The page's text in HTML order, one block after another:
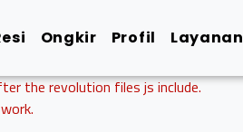
Ongkir Profil Layanan
the revolution files js include.